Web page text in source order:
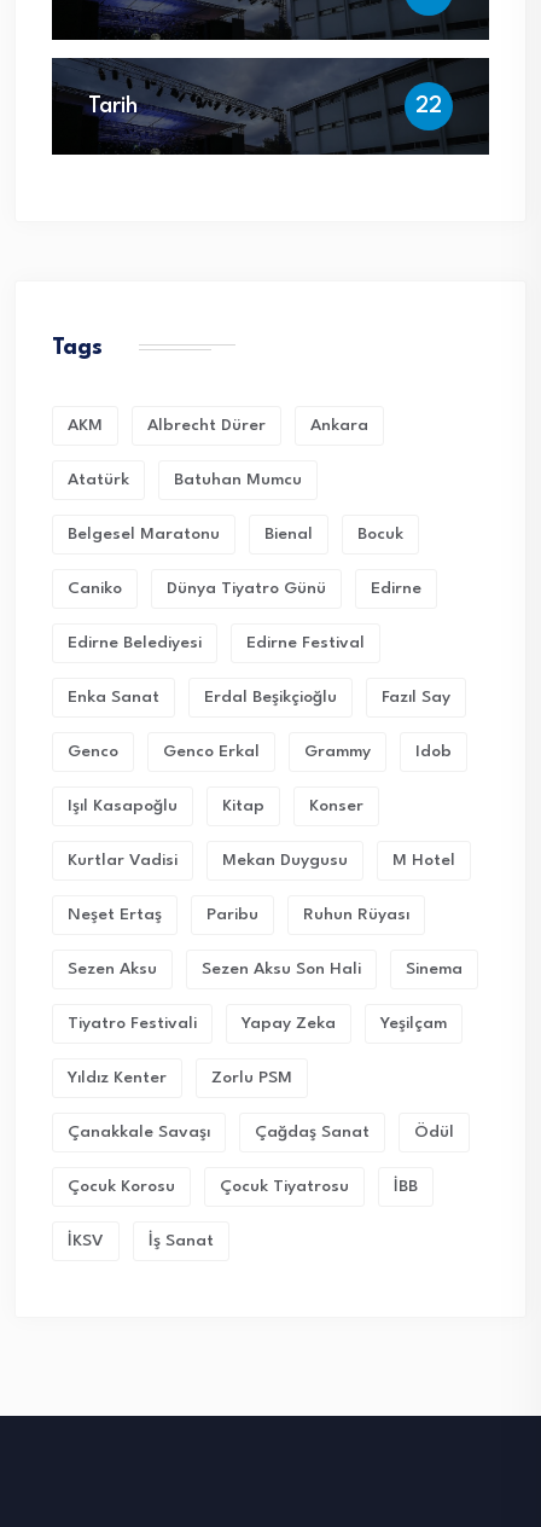
Tarih 22
Tags
AKM Albrecht Dürer Ankara
Atatürk Batuhan Mumcu
Belgesel Maratonu Bienal Bocuk
Caniko Dünya Tiyatro Günü Edirne
Edirne Belediyesi Edirne Festival
Enka Sanat Erdal Beşikçioğlu Fazıl Say
Genco Genco Erkal Grammy Idob
Işıl Kasapoğlu Kitap Konser
Kurtlar Vadisi Mekan Duygusu M Hotel
Neşet Ertaş Paribu Ruhun Rüyası
Sezen Aksu Sezen Aksu Son Hali Sinema
Tiyatro Festivali Yapay Zeka Yeşilçam
Yıldız Kenter Zorlu PSM
Çanakkale Savaşı Çağdaş Sanat Ödül
Çocuk Korosu Çocuk Tiyatrosu İBB
İKSV İş Sanat